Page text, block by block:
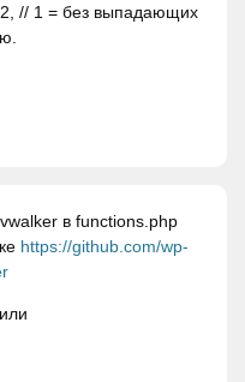
2, // 1 = без выпадающих
в functions.php
https://github.com/wp-